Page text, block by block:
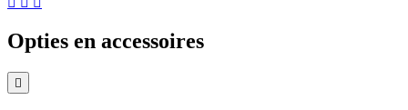
Opties en accessoires